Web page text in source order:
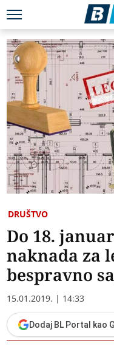
DRUŠTVO
Do 18.
naknada za
bespravno
15.01.2019. | 14:33
Dodaj BL Portal kao